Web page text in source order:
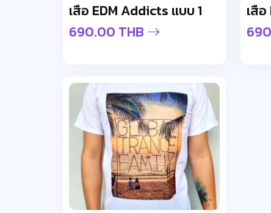
เสื้อ EDM Addicts แบบ 1
690.00 THB
เสื้